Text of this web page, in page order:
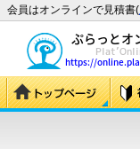
会員はオンラインで見積書(